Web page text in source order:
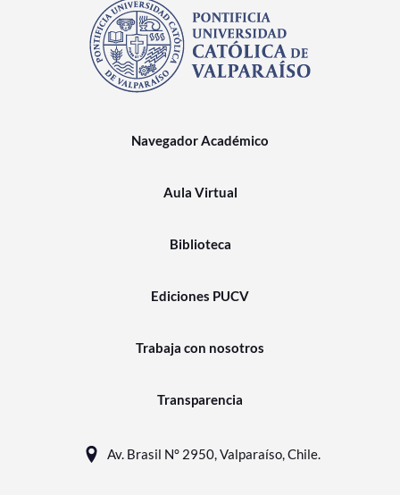
Navegador Académico
Aula Virtual
Biblioteca
Ediciones PUCV
Trabaja con nosotros
Transparencia
Av. Brasil N° 2950, Valparaíso, Chile.